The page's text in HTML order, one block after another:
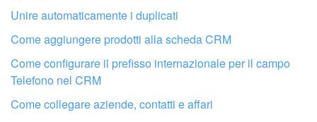
Fai configurare il tuo Bitrix24 a un
Unire automaticamente i duplicati
Come aggiungere prodotti alla scheda CRM
Come configurare il prefisso internazionale per il campo
Telefono nel CRM
Come collegare aziende, contatti e affari